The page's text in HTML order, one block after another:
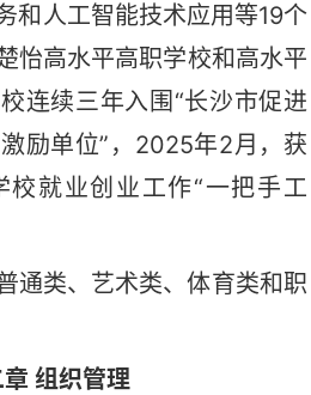
和人工智能技术应用等19个
怡高水平高职学校和高水平
连续三年入围“长沙市促进
励单位”，2025年2月，获
就业创业工作“一把手工
通类、艺术类、体育类和职
组织管理